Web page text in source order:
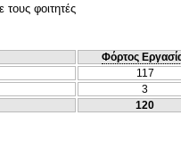
φοιτητές
Φόρτος
117
3
120